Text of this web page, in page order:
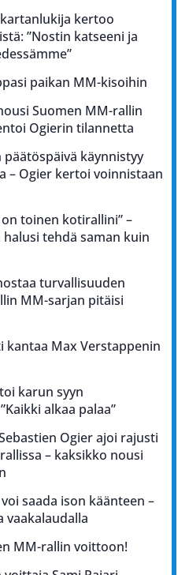
kertoo
”Nostin katseeni ja
paikan MM-kisoihin
Suomen MM-rallin
Ogierin tilannetta
käynnistyy
– Ogier kertoi voinnistaan
toinen kotirallini” –
tehdä saman kuin
turvallisuuden
MM-sarjan pitäisi
kantaa Max Verstappenin
karun syyn
alkaa palaa”
Ogier ajoi rajusti
– kaksikko nousi
saada ison käänteen –
vaakalaudalla
MM-rallin voittoon!